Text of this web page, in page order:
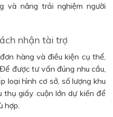
và nâng trải nghiệm người
nhận tài trợ
hàng và điều kiện cụ thể,
được tư vấn đúng nhu cầu,
loại hình cơ sở, số lượng khu
thụ giấy cuộn lớn dự kiến để
hợp.